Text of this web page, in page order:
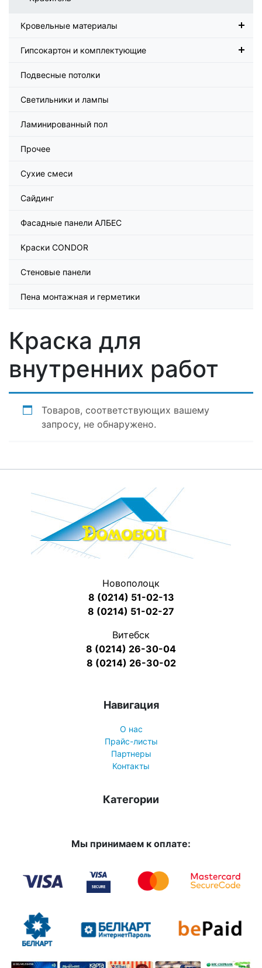
Кровельные материалы
Гипсокартон и комплектующие
Подвесные потолки
Светильники и лампы
Ламинированный пол
Прочее
Сухие смеси
Сайдинг
Фасадные панели АЛБЕС
Краски CONDOR
Стеновые панели
Пена монтажная и герметики
Краска для
внутренних работ
Товаров, соответствующих вашему
запросу, не обнаружено.
Новополоцк
8 (0214) 51-02-13
8 (0214) 51-02-27
Витебск
8 (0214) 26-30-04
8 (0214) 26-30-02
Навигация
О нас
Прайс-листы
Партнеры
Контакты
Категории
Мы принимаем к оплате: